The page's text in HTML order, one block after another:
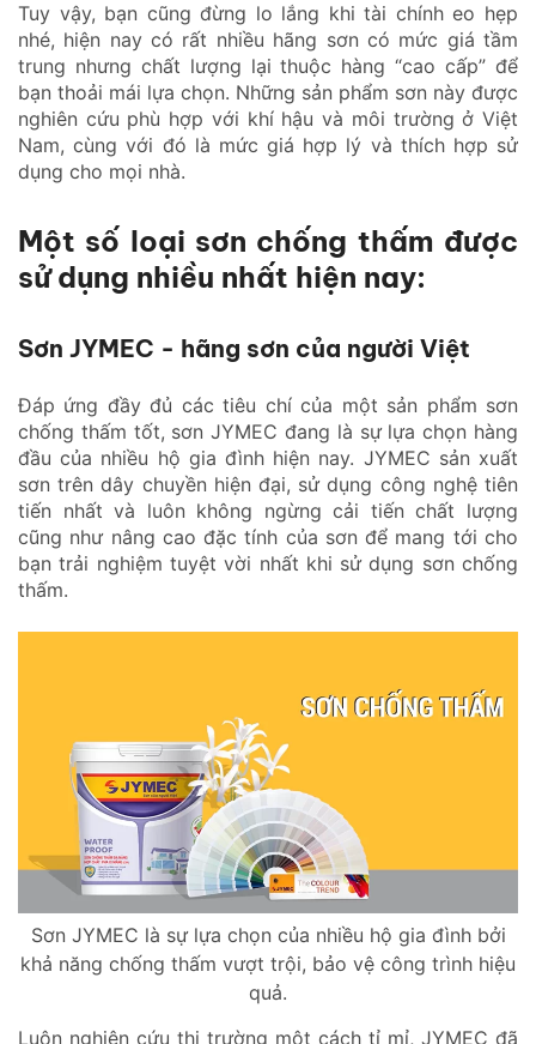
Tuy vậy, bạn cũng đừng lo lắng khi tài chính eo hẹp
nhé, hiện nay có rất nhiều hãng sơn có mức giá tầm
trung nhưng chất lượng lại thuộc hàng “cao cấp” để
bạn thoải mái lựa chọn. Những sản phẩm sơn này được
nghiên cứu phù hợp với khí hậu và môi trường ở Việt
Nam, cùng với đó là mức giá hợp lý và thích hợp sử
dụng cho mọi nhà.
Một số loại sơn chống thấm được
sử dụng nhiều nhất hiện nay:
Sơn JYMEC - hãng sơn của người Việt
Đáp ứng đầy đủ các tiêu chí của một sản phẩm sơn
chống thấm tốt, sơn JYMEC đang là sự lựa chọn hàng
đầu của nhiều hộ gia đình hiện nay. JYMEC sản xuất
sơn trên dây chuyền hiện đại, sử dụng công nghệ tiên
tiến nhất và luôn không ngừng cải tiến chất lượng
cũng như nâng cao đặc tính của sơn để mang tới cho
bạn trải nghiệm tuyệt vời nhất khi sử dụng sơn chống
thấm.
Sơn JYMEC là sự lựa chọn của nhiều hộ gia đình bởi
khả năng chống thấm vượt trội, bảo vệ công trình hiệu
quả.
Luôn nghiên cứu thị trường một cách tỉ mỉ, JYMEC đã